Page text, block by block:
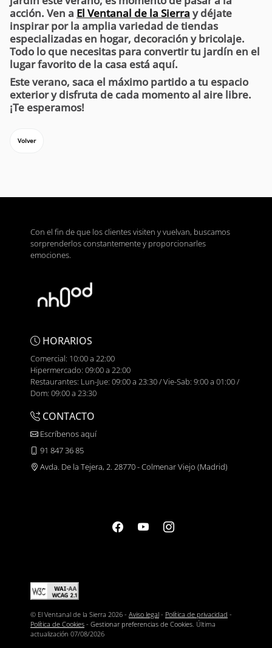
acción. Ven a El Ventanal de la Sierra y déjate
inspirar por la amplia variedad de tiendas
especializadas en hogar, decoración y bricolaje.
Todo lo que necesitas para convertir tu jardín en el
lugar favorito de la casa está aquí.
Este verano, saca el máximo partido a tu espacio
exterior ydisfruta de cada momento al aire libre.
¡Te esperamos!
Volver
Con el fin de que los clientes visiten y vuelvan, buscamos
sorprenderlos constantemente y proporcionarles
emociones.
HORARIOS
Comercial: 10:00 a 22:00
Hipermercado: 09:00 a 22:00
Restaurantes: Lun-Jue: 09:00 a 23:30 / Vie-Sab: 9:00 a 01:00 /
Dom: 09:00 a 23:30
CONTACTO
Escríbenos aquí
91 847 36 85
Avda. De la Tejera, 2. 28770 - Colmenar Viejo (Madrid)
© El Ventanal de la Sierra 2026 - Aviso legal - Política de privacidad -
Política de Cookies - Gestionar preferencias de Cookies . Última
actualización 07/08/2026